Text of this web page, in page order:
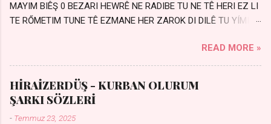
MAYIM BIÊŞ 0 BEZARI HEWRÊ NE RADIBE TU NE TÊ HERI EZ LI
TE RŐMETIM TUNE TÊ EZMANE HER ZAROK DI DILÊ TU YÍMIN
Silinmis yarıda. Hasretin yel gibi Eser yar içimden Bir kıza sevdalı
Yaralı adamım. Sensizlik bir hançer Geceler susmuyor Yaralı
kalbimde Bir sızı durmuyor Tu yi bihare min Ez ji payizim Li
dile şevên min Teng e nefes im Adını sayıklar Uykusuz
geceler Sensiz her sabahım Sessiz ve kederli
READ MORE »
HİRAİZERDÜŞ - KURBAN OLURUM
ŞARKI SÖZLERİ
- Temmuz 23, 2025